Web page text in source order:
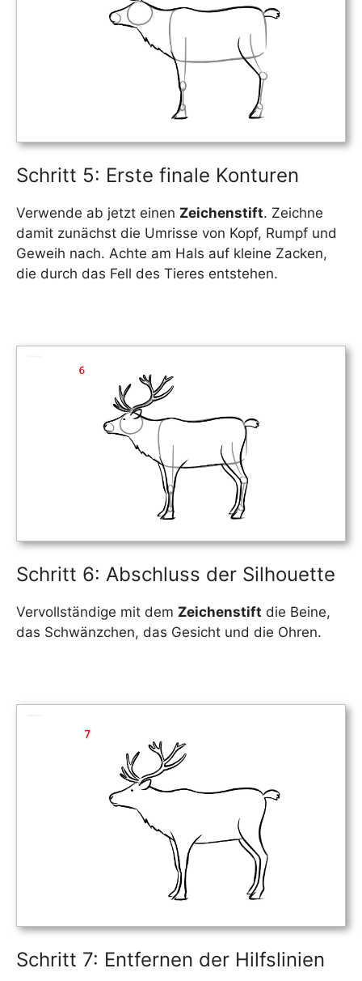
Schritt 5: Erste finale Konturen
Verwende ab jetzt einen Zeichenstift. Zeichne
damit zunächst die Umrisse von Kopf, Rumpf und
Geweih nach. Achte am Hals auf kleine Zacken,
die durch das Fell des Tieres entstehen.
Schritt 6: Abschluss der Silhouette
Vervollständige mit dem Zeichenstift die Beine,
das Schwänzchen, das Gesicht und die Ohren.
Schritt 7: Entfernen der Hilfslinien